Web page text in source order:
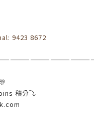
9423 8672
積分⤵️